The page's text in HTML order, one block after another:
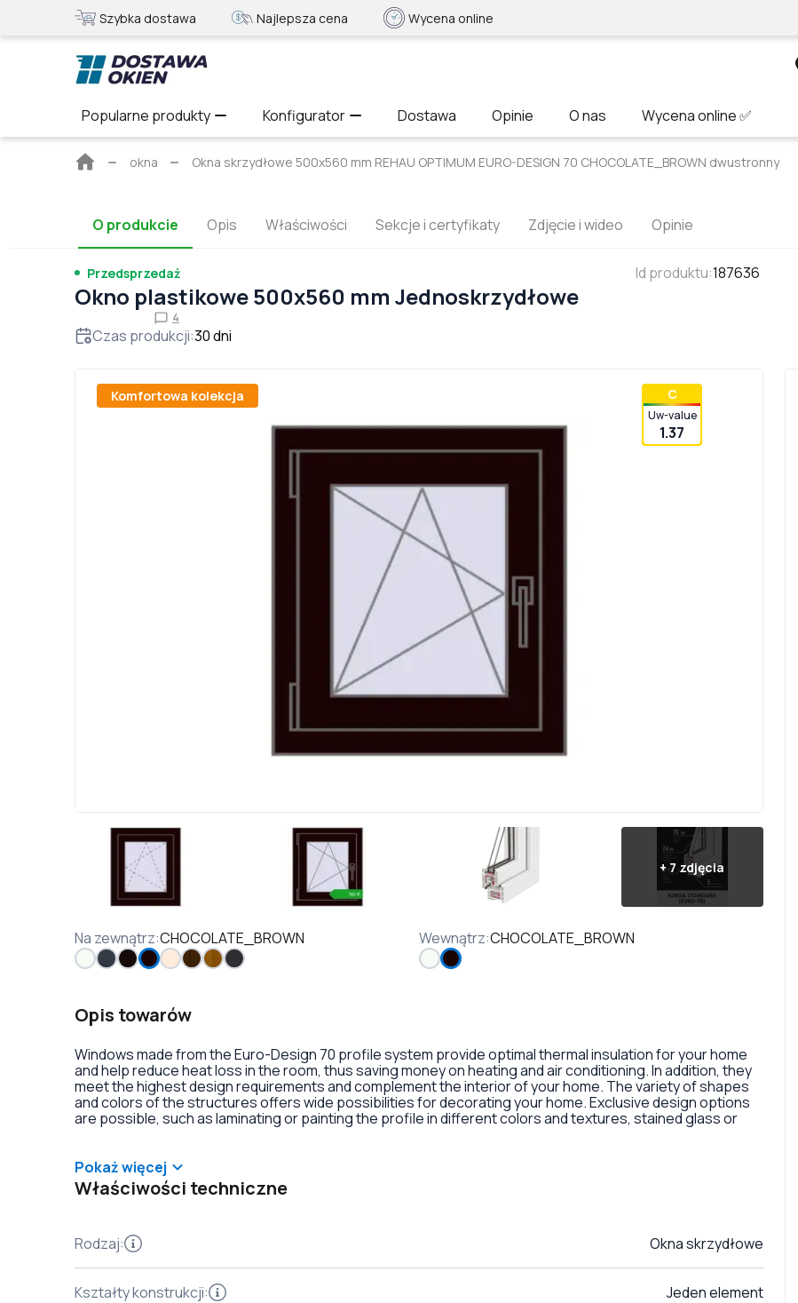
Szybka dostawa Najlepsza cena Wycena online
Popularne produkty Konfigurator Dostawa Opinie O nas Wycena online ✅
Strona
okna Okna skrzydłowe 500x560 mm REHAU OPTIMUM EURO-DESIGN 70 CHOCOLATE_BROWN dwustronny
O produkcie Opis Właściwości Sekcje i certyfikaty Zdjęcie i wideo Opinie
Przedsprzedaż Id produktu:187636
Okno plastikowe 500x560 mm Jednoskrzydłowe
4
Czas produkcji:30dni
Komfortowa kolekcja С
Uw-value
1.37
+7 zdjęcia
Na zewnątrz:CHOCOLATE_BROWN Wewnątrz:CHOCOLATE_BROWN
Opis towarów
Windows made from the Euro-Design 70 profile system provide optimal thermal insulation for your home
and help reduce heat loss in the room, thus saving money on heating and air conditioning. In addition, they
meet the highest design requirements and complement the interior of your home. The variety of shapes
and colors of the structures offers wide possibilities for decorating your home. Exclusive design options
are possible, such as laminating or painting the profile in different colors and textures, stained glass or
Pokaż więcej
Właściwości techniczne
Rodzaj: Okna skrzydłowe
Kształty konstrukcji: Jeden element